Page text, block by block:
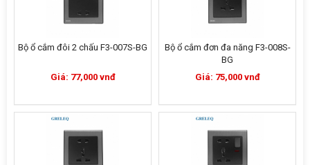
Bộ ổ cắm đôi 2 chấu F3-007S-BG
Giá: 77,000 vnđ
Bộ ổ cắm đơn đa năng F3-008S-
BG
Giá: 75,000 vnđ